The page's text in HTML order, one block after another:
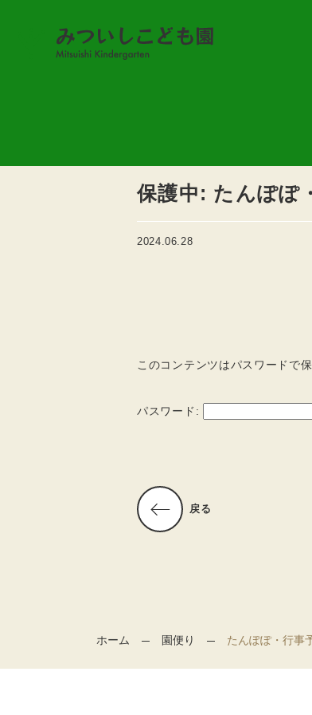
保護中: たんぽぽ
2024.06.28
このコンテンツはパスワードで
パスワード:
戻る
ホーム 園便り たんぽぽ・行事